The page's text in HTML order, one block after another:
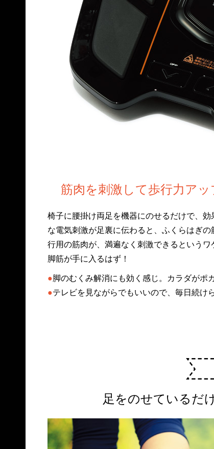
筋肉を刺激して歩行力ア
椅子に腰掛け両足を機器にのせるだけで、
な電気刺激が足裏に伝わると、ふくらはぎ
行用の筋肉が、満遍なく刺激できるという
脚筋が手に入るはず！
●脚のむくみ解消にも効く感じ。カラダがポ
●テレビを見ながらでもいいので、毎日続け
足をのせているだ